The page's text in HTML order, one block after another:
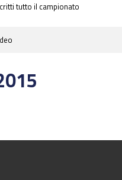
tutto il campionato